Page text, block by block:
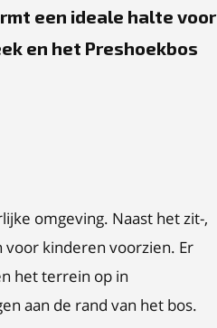
een ideale halte voor
en het Preshoekbos
omgeving. Naast het zit-,
kinderen voorzien. Er
het terrein op in
aan de rand van het bos.